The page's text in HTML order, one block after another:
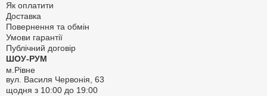
Як оплатити
Доставка
Повернення та обмін
Умови гарантії
Публічний договір
ШОУ-РУМ
м.Рівне
вул. Василя Червонія, 63
щодня з 10:00 до 19:00